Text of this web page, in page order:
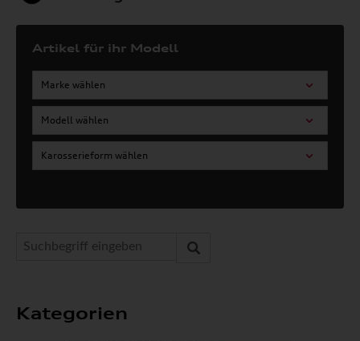
Artikel für ihr Modell
Marke wählen
Modell wählen
Karosserieform wählen
Kategorien